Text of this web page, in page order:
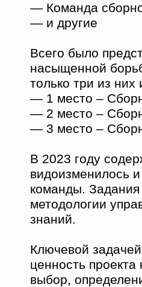
— Команда
— и другие
Всего было
насыщенной
только три из
— 1 место –
— 2 место –
— 3 место –
В 2023 году
видоизменилось
команды.
методологии
знаний.
Ключевой
ценность
выбор,